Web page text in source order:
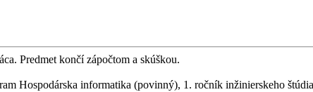
Predmet končí zápočtom a skúškou.
Hospodárska informatika (povinný), 1. ročník inžinierskeho